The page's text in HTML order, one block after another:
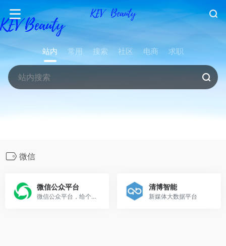
站内 常用 搜索 社区 电商 求职
微信
微信公众平台
微信公众平台，给个人、企业和组织提供业务服务与用户管理能力的全新服务平台。
清博智能
新媒体大数据平台